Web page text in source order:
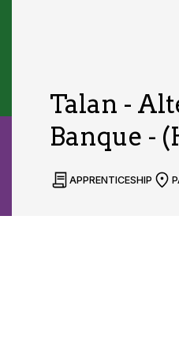
Talan -
Banque -
APPRENTICESHIP